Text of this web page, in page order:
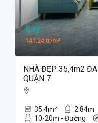
5 tỷ
141,24 tr/m²
NHÀ ĐẸP 35,4m2
QUẬN 7
35.4m² 2.84m
10-20m - Đường